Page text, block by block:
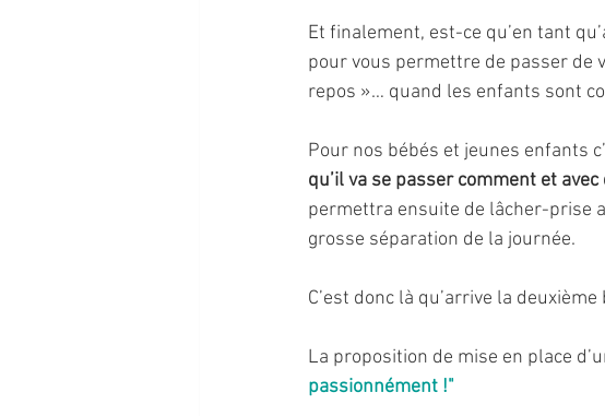
Et finalement, est-ce qu’en tant
pour vous permettre de passer de
repos »… quand les enfants sont
Pour nos bébés et jeunes enfants
qu’il va se passer comment et
permettra ensuite de lâcher-prise
grosse séparation de la journée.
C’est donc là qu’arrive la
La proposition de mise en place
passionnément !"